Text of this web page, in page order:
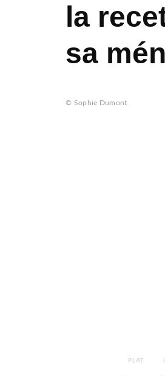
la
sa
© Sophie Dumont
PLAT